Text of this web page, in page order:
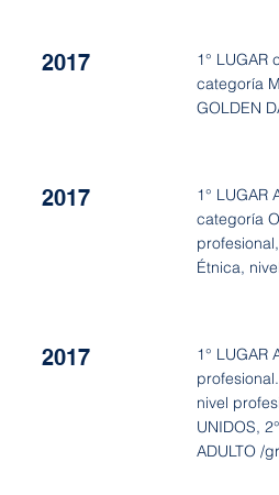
2017
1° LUGAR
categoría
GOLDEN
2017
1° LUGAR
categoría
Étnica,
2017
1° LUGAR
nivel
UNIDOS,
ADULTO /